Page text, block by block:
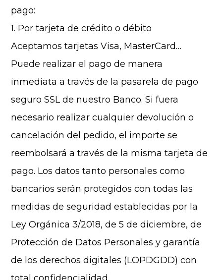
pago:
1. Por tarjeta de crédito o débito
Aceptamos tarjetas Visa, MasterCard…
Puede realizar el pago de manera
inmediata a través de la pasarela de pago
seguro SSL de nuestro Banco. Si fuera
necesario realizar cualquier devolución o
cancelación del pedido, el importe se
reembolsará a través de la misma tarjeta de
pago. Los datos tanto personales como
bancarios serán protegidos con todas las
medidas de seguridad establecidas por la
Ley Orgánica 3/2018, de 5 de diciembre, de
Protección de Datos Personales y garantía
de los derechos digitales (LOPDGDD) con